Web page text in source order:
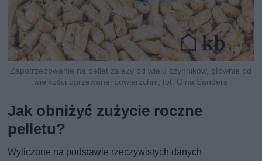
Zapotrzebowanie na pellet zależy od wielu czynników, głównie od
wielkości ogrzewanej powierzchni, fot. Gina Sanders
Jak obniżyć zużycie roczne
pelletu?
Wyliczone na podstawie rzeczywistych danych